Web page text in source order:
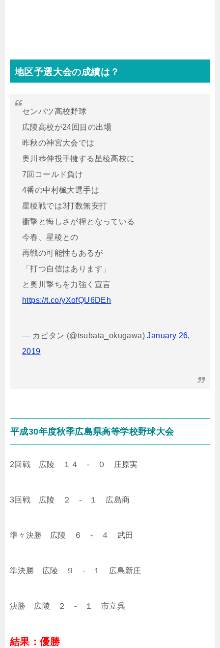
地区予選大会の成績は？
センバツ高校野球
広陵高校が24回目の出場
昨秋の神宮大会では
奥川恭伸投手擁する星稜高校に
7回コールド負け
4番の中村楓大選手は
星稜戦では3打数無安打
衝撃と悔しさが糧となっている
今春、星稜との
再戦の可能性もあるが
「打つ自信はあります」
と奥川撃ちを力強く宣言
https://t.co/yXofQU6DEh
— カピタン (@tsubata_okugawa)January 26,
2019
平成30年度秋季広島県高等学校野球大会
2回戦 広陵 １４ - ０ 庄原実
3回戦 広陵 ２ - １ 広島商
準々決勝 広陵 ６ - ４ 武田
準決勝 広陵 ９ - １ 広島新庄
決勝 広陵 ２ - １ 市立呉
結果：優勝